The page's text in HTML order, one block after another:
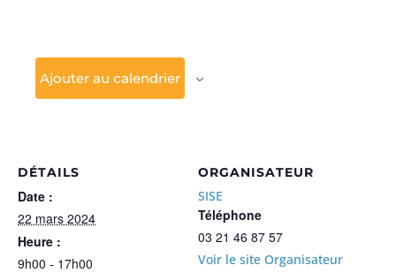
Ajouter au calendrier
DÉTAILS
Date :
22 mars 2024
Heure :
9h00 - 17h00
ORGANISATEUR
SISE
Téléphone
03 21 46 87 57
Voir le site Organisateur